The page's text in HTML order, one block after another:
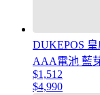
DUKEPOS
AAA電池 藍
$1,512
$4,990